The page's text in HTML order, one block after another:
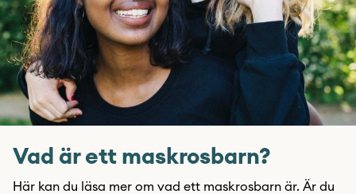
Vad är ett maskrosbarn?
Här kan du läsa mer om vad ett maskrosbarn är. Är du